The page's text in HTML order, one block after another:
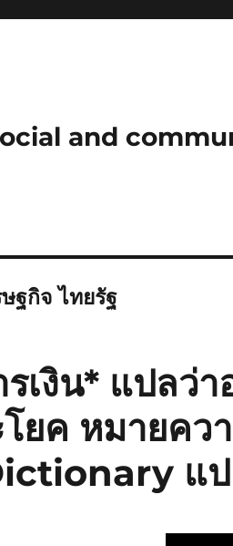
and
ฐกิจ ไทยรัฐ
เงิน* แปลว่
โยค หมายคว
แ